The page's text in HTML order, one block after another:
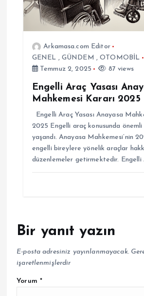
Arkamasa.com Editor
GENEL , GÜNDEM ,OTOMOBİL
Temmuz 2, 2025
87 views
Engelli Araç Yasası
Mahkemesi Kararı 2025
Engelli Araç Yasası Anayasa
2025 Engelli araç konusunda
yaşandı. Anayasa Mahkemesi’nin
engelli bireylere yönelik araçlar
düzenlemeler getirmektedir. Engelli
Bir yanıt yazın
E-posta adresiniz yayınlanmayacak.
işaretlenmişlerdir
Yorum *